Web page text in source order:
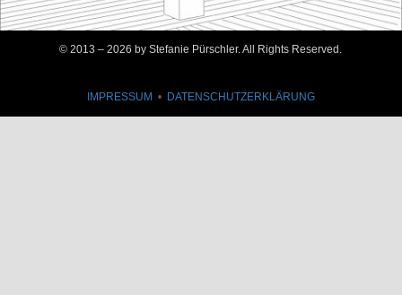
© 2013 –2026 by Stefanie Pürschler. All Rights Reserved.
IMPRESSUM • DATENSCHUTZERKLÄRUNG